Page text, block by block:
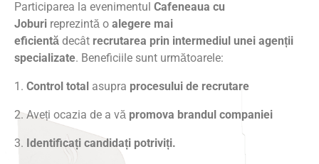
Participarea la evenimentul Cafeneaua cu
Joburi reprezintă o alegere mai
eficientă decât recrutarea prin intermediul unei agenții
specializate. Beneficiile sunt următoarele:
1. Control total asupra procesului de recrutare
2. Aveți ocazia de a vă promova brandul companiei
3. Identificați candidați potriviți.